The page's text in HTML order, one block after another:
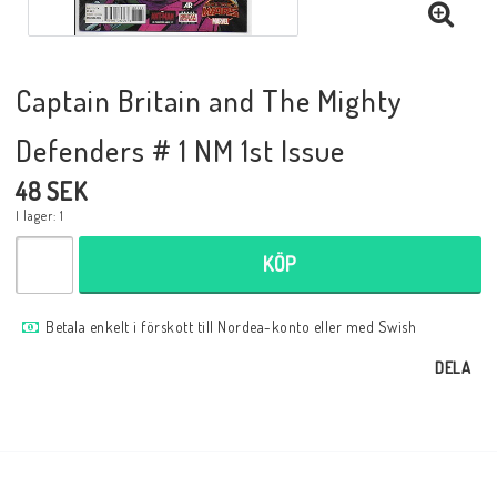
Samlartillbehör
Serier Sverige
Captain Britain and The Mighty
Defenders # 1 NM 1st Issue
48 SEK
I lager: 1
KÖP
Betala enkelt i förskott till Nordea-konto eller med Swish
DELA